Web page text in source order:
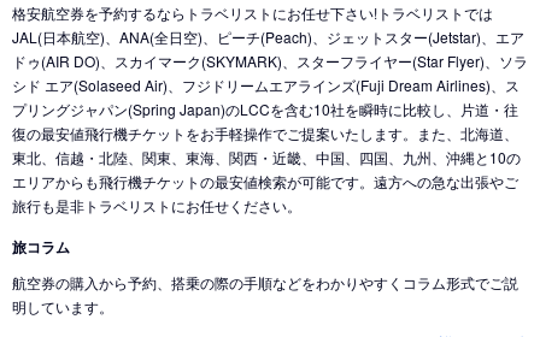
東京 (東京国際空港(羽田))→ ロサンゼルス (アメリカ)
東京 (東京国際空港(羽田))→ ミネアポリス (アメリカ)
東京 (東京国際空港(羽田))→ トロント (カナダ)
東京 (東京国際空港(羽田))→コナ-ハワイ島 (ハワイ)
東京 (成田国際空港) → ドバイ (アラブ首長国)
東京 (東京国際空港(羽田))→ジャカルタ (インドネシア)
東京 (成田国際空港) → バリ島 (インドネシア)
東京 (成田国際空港) →ナンディ（フィジー） (フィジー)
東京 (成田国際空港) →クアラルンプール (マレーシア)
東京 (成田国際空港)→コタキナバル (マレーシア)
東京 (東京国際空港(羽田))
東京 (成田国際空港)→ヌメア (ニューカレドニア)
格安航空券を予約するならトラベリストにお任せ下さい!トラベリストでは
JAL(日本航空)、ANA(全日空)、ピーチ(Peach)、ジェットスター(Jetstar)、エア
ドゥ(AIR DO)、スカイマーク(SKYMARK)、スターフライヤー(Star Flyer)、ソラ
シド エア(Solaseed Air)、フジドリームエアラインズ(Fuji Dream Airlines)、ス
プリングジャパン(Spring Japan)のLCCを含む10社を瞬時に比較し、片道・往
復の最安値飛行機チケットをお手軽操作でご提案いたします。また、北海道、
東北、信越・北陸、関東、東海、関西・近畿、中国、四国、九州、沖縄と10の
エリアからも飛行機チケットの最安値検索が可能です。遠方への急な出張やご
旅行も是非トラベリストにお任せください。
旅コラム
航空券の購入から予約、搭乗の際の手順などをわかりやすくコラム形式でご説
明しています。